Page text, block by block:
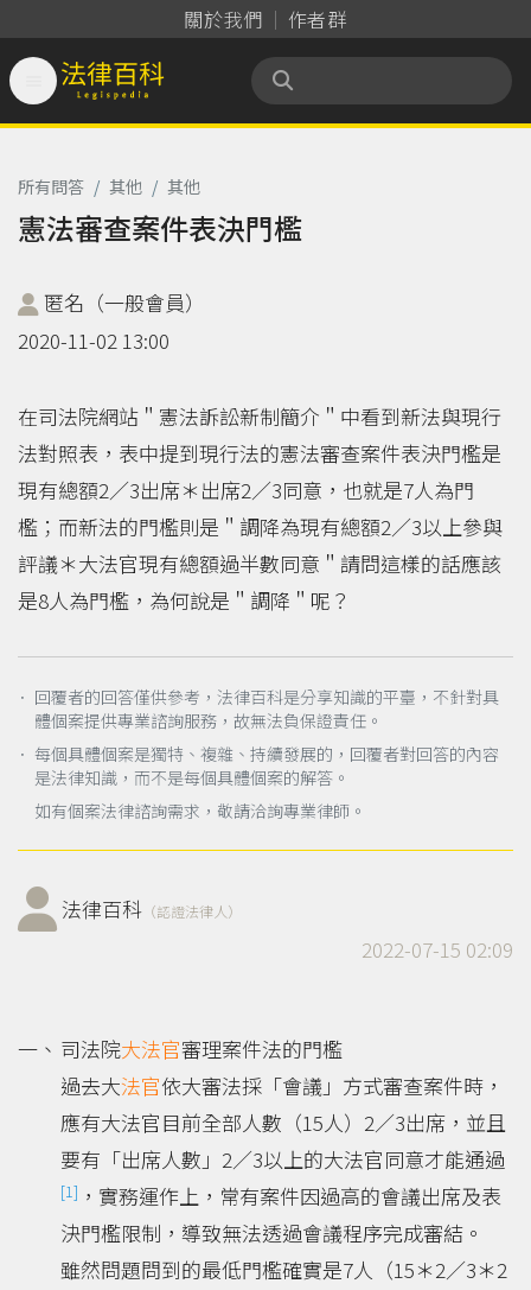
關於我們 作者群
法律百科 Legispedia
所有問答 / 其他 / 其他
憲法審查案件表決門檻
匿名（一般會員）
2020-11-02 13:00
在司法院網站＂憲法訴訟新制簡介＂中看到新法與現行
法對照表，表中提到現行法的憲法審查案件表決門檻是
現有總額2／3出席＊出席2／3同意，也就是7人為門
檻；而新法的門檻則是＂調降為現有總額2／3以上參與
評議＊大法官現有總額過半數同意＂請問這樣的話應該
是8人為門檻，為何說是＂調降＂呢？
． 回覆者的回答僅供參考，法律百科是分享知識的平臺，不針對具
體個案提供專業諮詢服務，故無法負保證責任。
． 每個具體個案是獨特、複雜、持續發展的，回覆者對回答的內容
是法律知識，而不是每個具體個案的解答。
如有個案法律諮詢需求，敬請洽詢專業律師。
法律百科 （認證法律人）
2022-07-15 02:09
司法院大法官審理案件法的門檻
過去大法官依大審法採「會議」方式審查案件時，
應有大法官目前全部人數（15人）2／3出席，並且
要有「出席人數」2／3以上的大法官同意才能通過
[1] ，實務運作上，常有案件因過高的會議出席及表
決門檻限制，導致無法透過會議程序完成審結。
雖然問題問到的最低門檻確實是7人（15＊2／3＊2